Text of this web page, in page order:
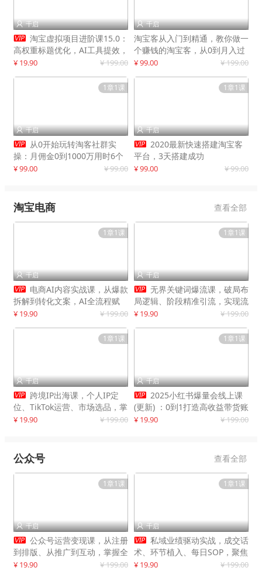
 千启
 淘宝虚拟项目进阶课15.0：
高权重标题优化，AI工具提效，
自动盈利模式搭建
¥ 19.90 ¥ 199.00
 千启
淘宝客从入门到精通，教你做一
个赚钱的淘宝客，从0到月入过
万
¥ 99.00 ¥ 199.00
1章1课
 千启
 从0开始玩转淘客社群实
操：月佣金0到1000万用时6个
月
¥ 99.00 ¥ 99.00
1章1课
 千启
 2020最新快速搭建淘宝客
平台，3天搭建成功
¥ 99.00 ¥ 99.00
淘宝电商 查看全部
1章1课
 千启
 电商AI内容实战课，从爆款
拆解到转化文案，AI全流程赋
能，解放人力，单月节省内容成
¥ 19.90 ¥ 199.00
1章1课
 千启
 无界关键词爆流课，破局布
局逻辑、阶段精准引流，实现流
量翻倍，店铺业绩增长50%+
¥ 19.90 ¥ 199.00
1章1课
 千启
 跨境IP出海课，个人IP定
位、TikTok运营、市场选品，掌
握核心闭环，实现月入1万美金
¥ 19.90 ¥ 199.00
1章1课
 千启
 2025小红书爆量会线上课
(更新) ：0到1打造高收益带货账
号，靠小红书带货年入100w？
¥ 19.90 ¥ 199.00
公众号 查看全部
1章1课
 千启
 公众号运营变现课，从注册
到排版、从推广到互动，掌握全
流程，开启个人品牌月入
¥ 19.90 ¥ 199.00
1章1课
 千启
 私域业绩驱动实战，成交话
术、环节植入、每日SOP，聚焦
增长，驱动营收持续突破
¥ 19.90 ¥ 199.00